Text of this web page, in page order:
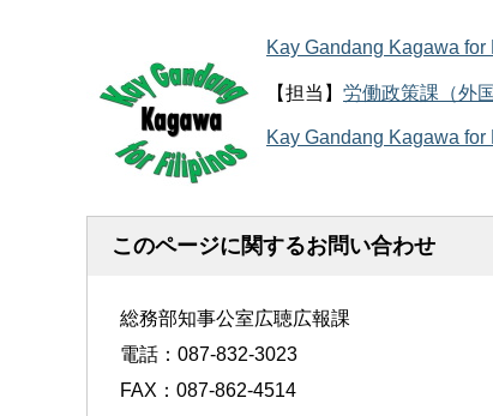
Kay Gandang Kagawa for
【担当】 労働政策課（外
Kay Gandang Kagawa
このページに関するお問い合わせ
総務部知事公室広聴広報課
電話：087-832-3023
FAX：087-862-4514